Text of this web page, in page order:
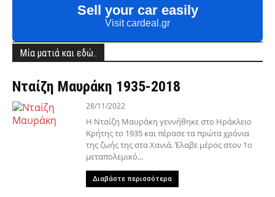
Sell your car easily
Visit cardeal.gr
Μία ματιά και εδώ..
Νταίζη Μαυράκη 1935-2018
28/11/2022
Η Νταίζη Μαυράκη γεννήθηκε στο Ηράκλειο
Κρήτης το 1935 και πέρασε τα πρώτα χρόνια
της ζωής της στα Χανιά. Έλαβε μέρος στον 1ο
μεταπολεμικό...
Διαβάστε περισσότερα